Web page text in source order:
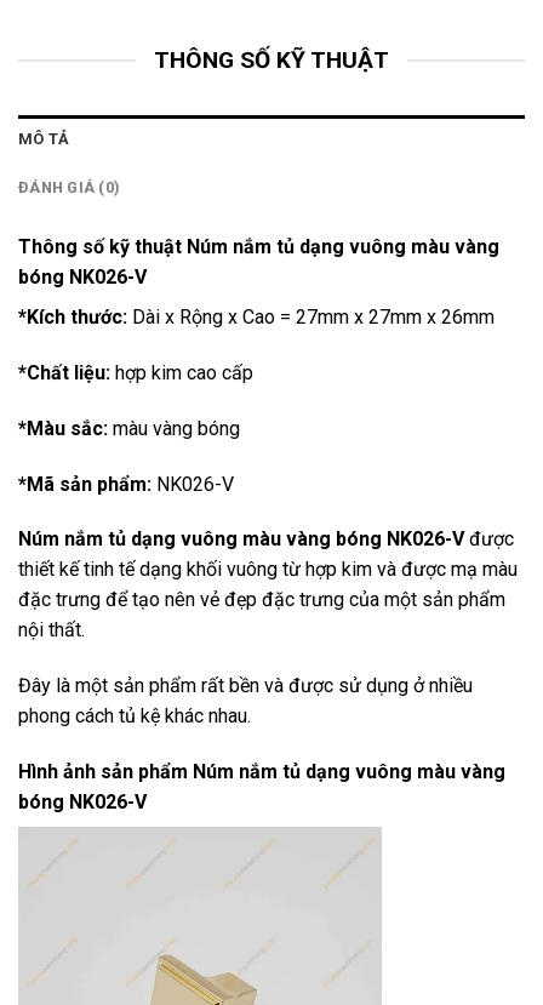
THÔNG SỐ KỸ THUẬT
MÔ TẢ
ĐÁNH GIÁ (0)
Thông số kỹ thuật Núm nắm tủ dạng vuông màu vàng
bóng NK026-V
*Kích thước: Dài x Rộng x Cao = 27mm x 27mm x 26mm
*Chất liệu: hợp kim cao cấp
*Màu sắc: màu vàng bóng
*Mã sản phẩm: NK026-V
Núm nắm tủ dạng vuông màu vàng bóng NK026-Vđược
thiết kế tinh tế dạng khối vuông từ hợp kim và được mạ màu
đặc trưng để tạo nên vẻ đẹp đặc trưng của một sản phẩm
nội thất.
Đây là một sản phẩm rất bền và được sử dụng ở nhiều
phong cách tủ kệ khác nhau.
Hình ảnh sản phẩm Núm nắm tủ dạng vuông màu vàng
bóng NK026-V